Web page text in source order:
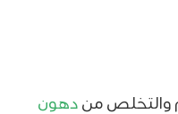
والتخلص من دهون